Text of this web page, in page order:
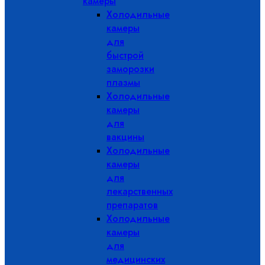
Холодильные
камеры
для
быстрой
заморозки
плазмы
Холодильные
камеры
для
вакцины
Холодильные
камеры
для
лекарственных
препаратов
Холодильные
камеры
для
медицинских